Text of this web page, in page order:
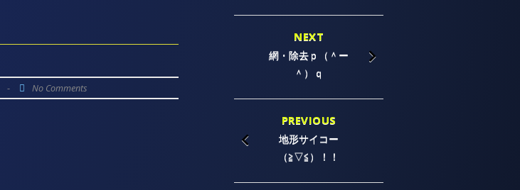
- No Comments
NEXT
網・除去ｐ（＾ー
＾）ｑ
PREVIOUS
地形サイコー
（≧▽≦）！！